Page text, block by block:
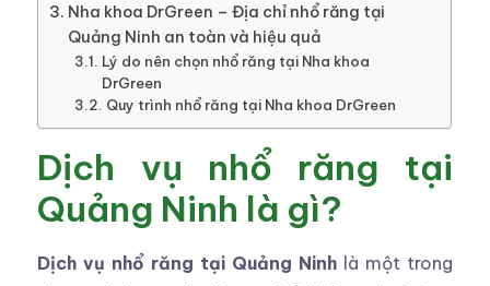
Nha khoa DrGreen – Địa chỉ nhổ răng tại
Quảng Ninh an toàn và hiệu quả
Lý do nên chọn nhổ răng tại Nha khoa
DrGreen
Quy trình nhổ răng tại Nha khoa DrGreen
Dịch vụ nhổ răng tại
Quảng Ninh là gì?
Dịch vụ nhổ răng tại Quảng Ninhlà một trong